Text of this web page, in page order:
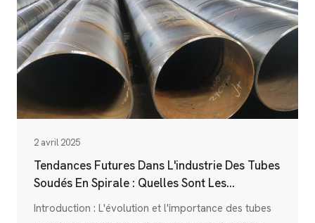
2 avril 2025
Tendances Futures Dans L'industrie Des Tubes
Soudés En Spirale : Quelles Sont Les
Prochaines Étapes ?
Introduction : L'évolution et l'importance des tubes